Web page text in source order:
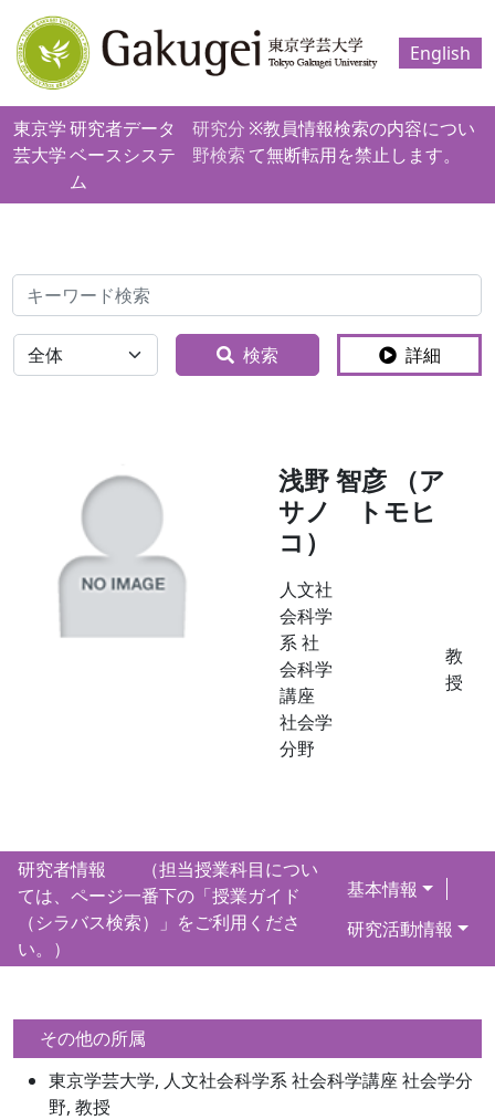
English
東京学
芸大学
研究者データ
ベースシステ
ム
研究分
野検索
※教員情報検索の内容につい
て無断転用を禁止します。
検索
全体 検索 詳細
浅野 智彦 （ア
サノ トモヒ
コ）
人文社
会科学
系 社
会科学
講座
社会学
分野
教
授
研究者情報 （担当授業科目につい
ては、ページ一番下の「授業ガイド
（シラバス検索）」をご利用くださ
い。）
基本情報
研究活動情報
その他の所属
東京学芸大学, 人文社会科学系 社会科学講座 社会学分
野, 教授